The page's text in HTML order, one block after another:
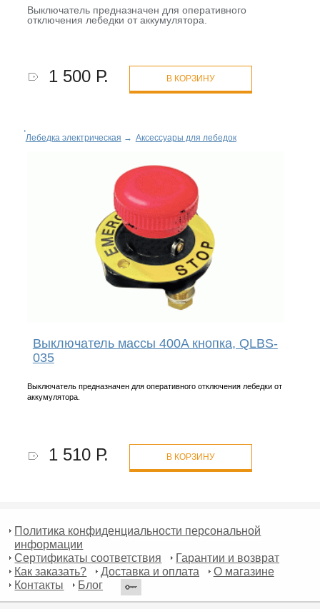
Выключатель предназначен для оперативного
отключения лебедки от аккумулятора.
1 500 Р. В КОРЗИНУ
Лебедка электрическая → Аксессуары для лебедок
Выключатель массы 400A кнопка, QLBS-
035
Выключатель предназначен для оперативного отключения лебедки от
аккумулятора.
1 510 Р. В КОРЗИНУ
Политика конфиденциальности персональной
информации
Сертификаты соответствия
Гарантии и возврат
Как заказать?
Доставка и оплата
О магазине
Контакты
Блог